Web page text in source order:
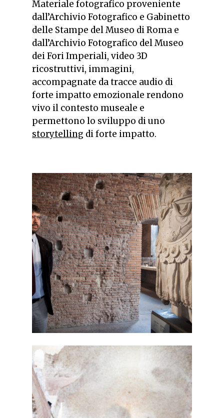
Materiale fotografico proveniente
dall’Archivio Fotografico e Gabinetto
delle Stampe del Museo di Roma e
dall’Archivio Fotografico del Museo
dei Fori Imperiali, video 3D
ricostruttivi, immagini,
accompagnate da tracce audio di
forte impatto emozionale rendono
vivo il contesto museale e
permettono lo sviluppo di uno
storytelling di forte impatto.